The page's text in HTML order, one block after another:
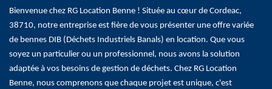
Bienvenue chez RG Location Benne ! Située au cœur de Cordeac,
38710, notre entreprise est fière de vous présenter une offre variée
de bennes DIB (Déchets Industriels Banals) en location. Que vous
soyez un particulier ou un professionnel, nous avons la solution
adaptée à vos besoins de gestion de déchets. Chez RG Location
Benne, nous comprenons que chaque projet est unique, c'est